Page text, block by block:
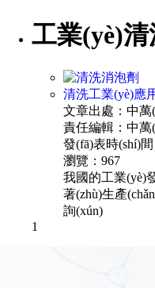
工業(yè)
清洗工業(yè)應
文章出處：中萬
責任編輯：中萬
發(fā)表時(shí)間
瀏覽：967
我國的工業(yè)
著(zhù)生產
詢(xún)
1